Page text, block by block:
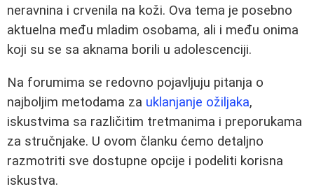
neravnina i crvenila na koži. Ova tema je posebno
aktuelna među mladim osobama, ali i među onima
koji su se sa aknama borili u adolescenciji.
Na forumima se redovno pojavljuju pitanja o
najboljim metodama za uklanjanje ožiljaka,
iskustvima sa različitim tretmanima i preporukama
za stručnjake. U ovom članku ćemo detaljno
razmotriti sve dostupne opcije i podeliti korisna
iskustva.